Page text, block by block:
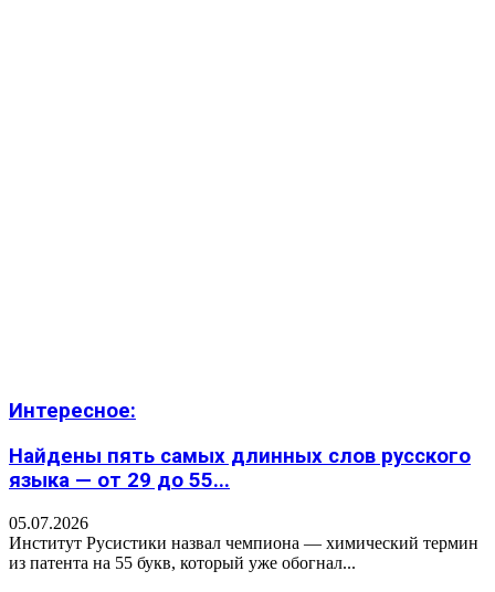
Интересное:
Найдены пять самых длинных слов русского
языка — от 29 до 55...
05.07.2026
Институт Русистики назвал чемпиона — химический термин
из патента на 55 букв, который уже обогнал...